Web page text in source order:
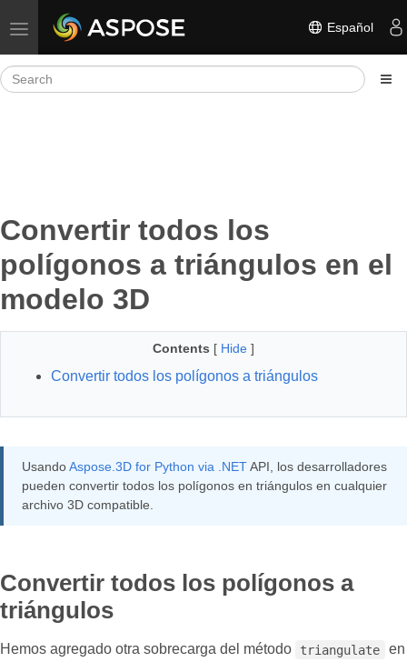
Toggle navigation Español
Convertir todos los
polígonos a triángulos en el
modelo 3D
Contents [ Hide ]
Convertir todos los polígonos a triángulos
UsandoAspose.3D for Python via .NETAPI, los desarrolladores
pueden convertir todos los polígonos en triángulos en cualquier
archivo 3D compatible.
Convertir todos los polígonos a
triángulos
Hemos agregado otra sobrecarga del método triangulate
en